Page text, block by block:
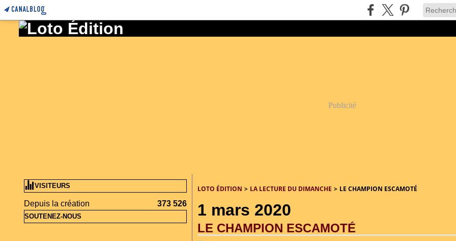
Publicité
VISITEURS
Depuis la création 373 526
SOUTENEZ-NOUS
LOTO ÉDITION > LA LECTURE DU DIMANCHE > LE CHAMPION ESCAMOTÉ
1 mars 2020
LE CHAMPION ESCAMOTÉ